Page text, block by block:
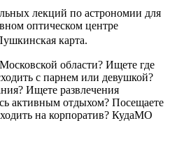
лекций по астрономии для
оптическом центре
карта.
области? Ищете где
с парнем или девушкой?
Ищете развлечения
активным отдыхом? Посещаете
на корпоратив? КудаМО